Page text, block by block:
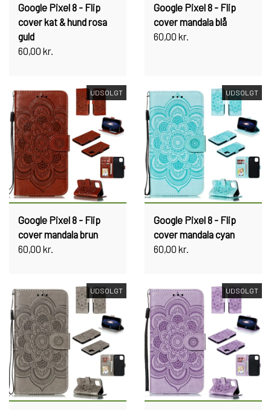
Google Pixel 8 - Flip
cover kat & hund rosa
guld
60,00 kr.
Google Pixel 8 - Flip
cover mandala blå
60,00 kr.
UDSOLGT
Google Pixel 8 - Flip
cover mandala brun
60,00 kr.
UDSOLGT
Google Pixel 8 - Flip
cover mandala cyan
60,00 kr.
UDSOLGT UDSOLGT